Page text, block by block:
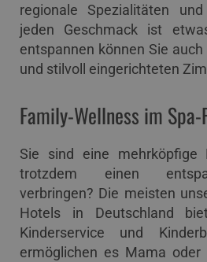
regionale Spezialitäten
jeden Geschmack ist
entspannen können Sie
und stilvoll eingerichteten
Family-Wellness im
Sie sind eine mehrköpfige
trotzdem einen
verbringen? Die meisten
Hotels in Deutschland
Kinderservice und
ermöglichen es Mama oder